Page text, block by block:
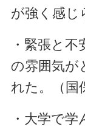
が強く感じ
・緊張と
の雰囲気が
れた。（国
・大学で